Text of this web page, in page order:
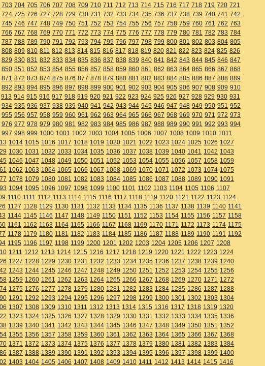
703 704 705 706 707 708 709 710 711 712 713 714 715 716 717 718 719 720 721
724 725 726 727 728 729 730 731 732 733 734 735 736 737 738 739 740 741 742
745 746 747 748 749 750 751 752 753 754 755 756 757 758 759 760 761 762 763
766 767 768 769 770 771 772 773 774 775 776 777 778 779 780 781 782 783 784
787 788 789 790 791 792 793 794 795 796 797 798 799 800 801 802 803 804 805
808 809 810 811 812 813 814 815 816 817 818 819 820 821 822 823 824 825 826
829 830 831 832 833 834 835 836 837 838 839 840 841 842 843 844 845 846 847
850 851 852 853 854 855 856 857 858 859 860 861 862 863 864 865 866 867 868
871 872 873 874 875 876 877 878 879 880 881 882 883 884 885 886 887 888 889
892 893 894 895 896 897 898 899 900 901 902 903 904 905 906 907 908 909 910
913 914 915 916 917 918 919 920 921 922 923 924 925 926 927 928 929 930 931
934 935 936 937 938 939 940 941 942 943 944 945 946 947 948 949 950 951 952
955 956 957 958 959 960 961 962 963 964 965 966 967 968 969 970 971 972 973
976 977 978 979 980 981 982 983 984 985 986 987 988 989 990 991 992 993 994
997 998 999 1000 1001 1002 1003 1004 1005 1006 1007 1008 1009 1010 1011
1014 1015 1016 1017 1018 1019 1020 1021 1022 1023 1024 1025 1026 1027
1030 1031 1032 1033 1034 1035 1036 1037 1038 1039 1040 1041 1042 1043
1046 1047 1048 1049 1050 1051 1052 1053 1054 1055 1056 1057 1058 1059
1062 1063 1064 1065 1066 1067 1068 1069 1070 1071 1072 1073 1074 1075
1078 1079 1080 1081 1082 1083 1084 1085 1086 1087 1088 1089 1090 1091
1094 1095 1096 1097 1098 1099 1100 1101 1102 1103 1104 1105 1106 1107
1110 1111 1112 1113 1114 1115 1116 1117 1118 1119 1120 1121 1122 1123 1124
1127 1128 1129 1130 1131 1132 1133 1134 1135 1136 1137 1138 1139 1140 1141
1144 1145 1146 1147 1148 1149 1150 1151 1152 1153 1154 1155 1156 1157 1158
1161 1162 1163 1164 1165 1166 1167 1168 1169 1170 1171 1172 1173 1174 1175
1178 1179 1180 1181 1182 1183 1184 1185 1186 1187 1188 1189 1190 1191 1192
1195 1196 1197 1198 1199 1200 1201 1202 1203 1204 1205 1206 1207 1208
1211 1212 1213 1214 1215 1216 1217 1218 1219 1220 1221 1222 1223 1224
1227 1228 1229 1230 1231 1232 1233 1234 1235 1236 1237 1238 1239 1240
1243 1244 1245 1246 1247 1248 1249 1250 1251 1252 1253 1254 1255 1256
1259 1260 1261 1262 1263 1264 1265 1266 1267 1268 1269 1270 1271 1272
1275 1276 1277 1278 1279 1280 1281 1282 1283 1284 1285 1286 1287 1288
1291 1292 1293 1294 1295 1296 1297 1298 1299 1300 1301 1302 1303 1304
1307 1308 1309 1310 1311 1312 1313 1314 1315 1316 1317 1318 1319 1320
1323 1324 1325 1326 1327 1328 1329 1330 1331 1332 1333 1334 1335 1336
1339 1340 1341 1342 1343 1344 1345 1346 1347 1348 1349 1350 1351 1352
1355 1356 1357 1358 1359 1360 1361 1362 1363 1364 1365 1366 1367 1368
1371 1372 1373 1374 1375 1376 1377 1378 1379 1380 1381 1382 1383 1384
1387 1388 1389 1390 1391 1392 1393 1394 1395 1396 1397 1398 1399 1400
1403 1404 1405 1406 1407 1408 1409 1410 1411 1412 1413 1414 1415 1416